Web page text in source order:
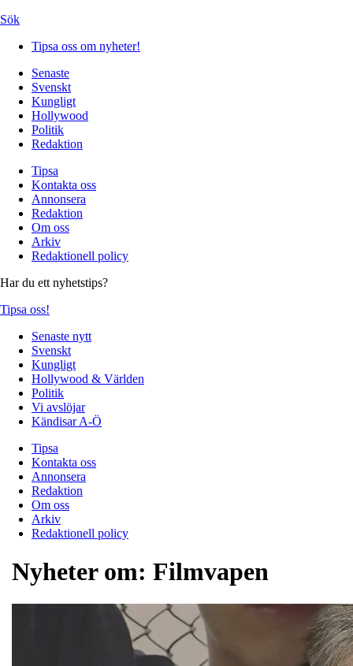
Sök
Tipsa oss om nyheter!
Senaste
Svenskt
Kungligt
Hollywood
Politik
Redaktion
Tipsa
Kontakta oss
Annonsera
Redaktion
Om oss
Arkiv
Redaktionell policy
Har du ett nyhetstips?
Tipsa oss!
Senaste nytt
Svenskt
Kungligt
Hollywood & Världen
Politik
Vi avslöjar
Kändisar A-Ö
Tipsa
Kontakta oss
Annonsera
Redaktion
Om oss
Arkiv
Redaktionell policy
Nyheter om: Filmvapen